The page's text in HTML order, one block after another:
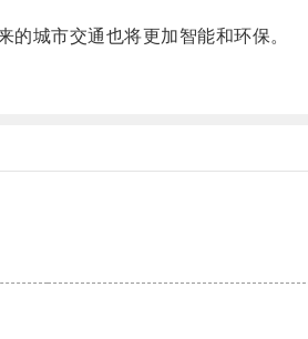
城市交通也将更加智能和环保。